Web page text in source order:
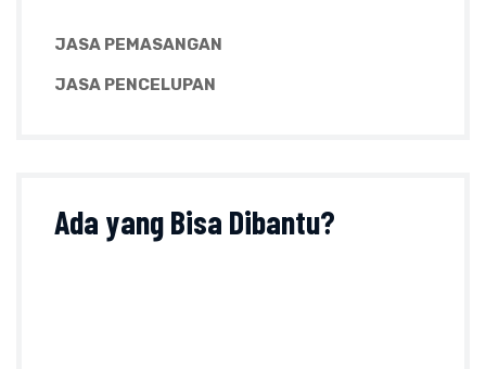
JASA PEMASANGAN
JASA PENCELUPAN
Ada yangBisa Dibantu?